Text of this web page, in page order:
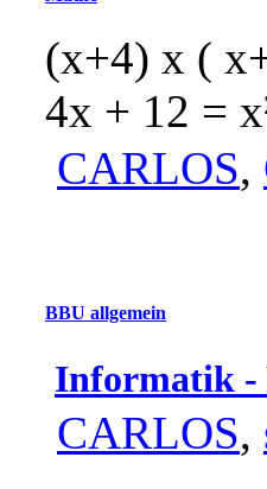
(x+4) x (
4x + 12 =
CARLOS,
BBU allgemein
Informatik -
CARLOS,